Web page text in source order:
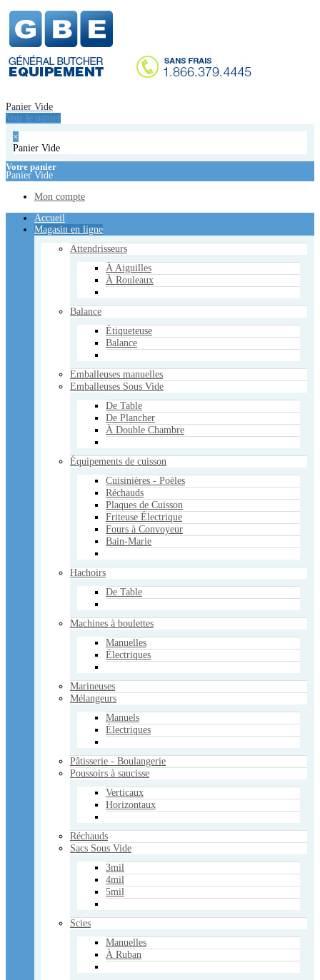
Accueil
Magasin en ligne
À Aiguilles
À Rouleaux
Emballeuses Sous Vide
Équipements de cuisson
Cuisinières - Poèles
Réchauds
Plaques de Cuisson
Friteuse Électrique
Fours à Convoyeur
Bain-Marie
De Table
Machines à boulettes
Manuelles
Électriques
Marineuses
Mélangeurs
Manuels
Électriques
Pâtisserie - Boulangerie
Verticaux
Horizontaux
Sacs Sous Vide
3mil
4mil
5mil
Scies
Manuelles
À Ruban
Trancheurs
Victorinox
Fibrox
Bois de Rose
Accessoires
Services pour les supermarchés
Panier Vide
Voir le panier
×
Panier Vide
Votre panier
Panier Vide
Mon compte
Accueil
Magasin en ligne
Attendrisseurs
À Aiguilles
À Rouleaux
Balance
Étiqueteuse
Balance
Emballeuses manuelles
Emballeuses Sous Vide
De Table
De Plancher
À Double Chambre
Équipements de cuisson
Cuisinières - Poèles
Réchauds
Plaques de Cuisson
Friteuse Électrique
Fours à Convoyeur
Bain-Marie
Hachoirs
De Table
Machines à boulettes
Manuelles
Électriques
Marineuses
Mélangeurs
Manuels
Électriques
Pâtisserie - Boulangerie
Poussoirs à saucisse
Verticaux
Horizontaux
Réchauds
Sacs Sous Vide
3mil
4mil
5mil
Scies
Manuelles
À Ruban